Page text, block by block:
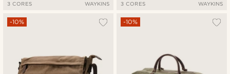
3 CORES WAYKINS 3 CORES WAYKINS
-10% -10%